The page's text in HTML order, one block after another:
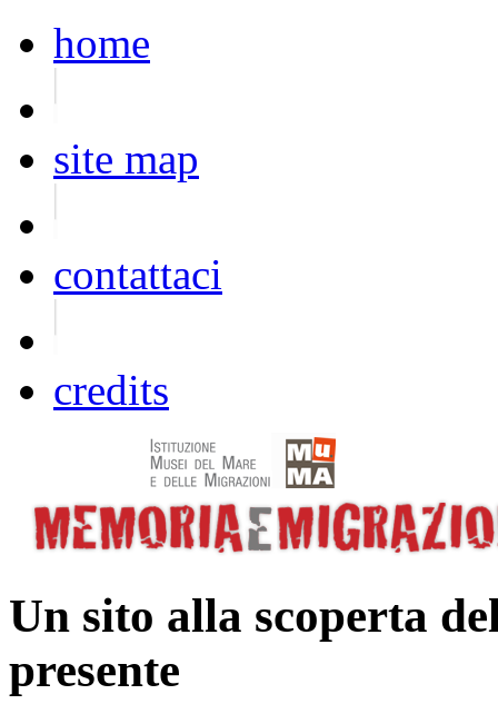
home
site map
contattaci
credits
Un sito alla scoperta
presente